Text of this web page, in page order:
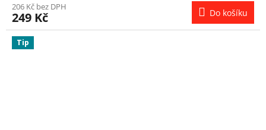
206 Kč bez DPH
249 Kč Do košíku
Tip